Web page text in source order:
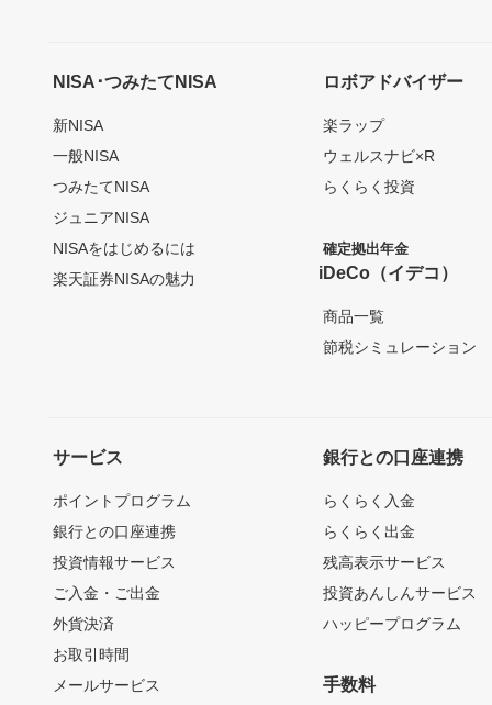
NISA･つみたてNISA
新NISA
一般NISA
つみたてNISA
ジュニアNISA
NISAをはじめるには
楽天証券NISAの魅力
ロボアドバイザー
楽ラップ
ウェルスナビ×R
らくらく投資
確定拠出年金
iDeCo（イデコ）
商品一覧
節税シミュレーション
サービス
ポイントプログラム
銀行との口座連携
投資情報サービス
ご入金・ご出金
外貨決済
お取引時間
メールサービス
銀行との口座連携
らくらく入金
らくらく出金
残高表示サービス
投資あんしんサービス
ハッピープログラム
手数料